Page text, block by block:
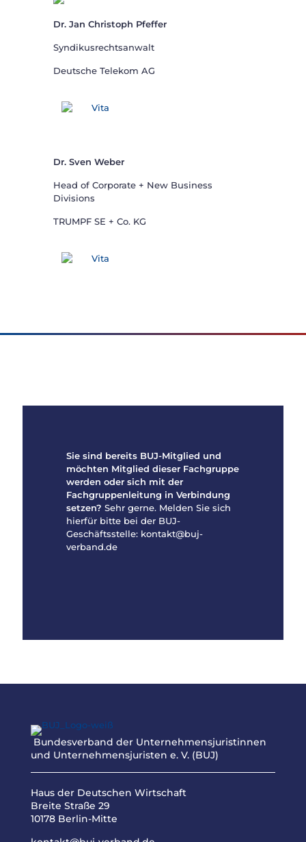
Dr. Jan Christoph Pfeffer
Syndikusrechtsanwalt
Deutsche Telekom AG
Vita
Dr. Sven Weber
Head of Corporate + New Business
Divisions
TRUMPF SE + Co. KG
Vita
Sie sind bereits BUJ-Mitglied und
möchten Mitglied dieser Fachgruppe
werden oder sich mit der
Fachgruppenleitung in Verbindung
setzen? Sehr gerne. Melden Sie sich
hierfür bitte bei der BUJ-
Geschäftsstelle: kontakt@buj-
verband.de
Bundesverband der Unternehmensjuristinnen
und Unternehmensjuristen e. V. (BUJ)
Haus der Deutschen Wirtschaft
Breite Straße 29
10178 Berlin-Mitte